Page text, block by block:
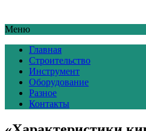
Меню
Главная
Строительство
Инструмент
Оборудование
Разное
Контакты